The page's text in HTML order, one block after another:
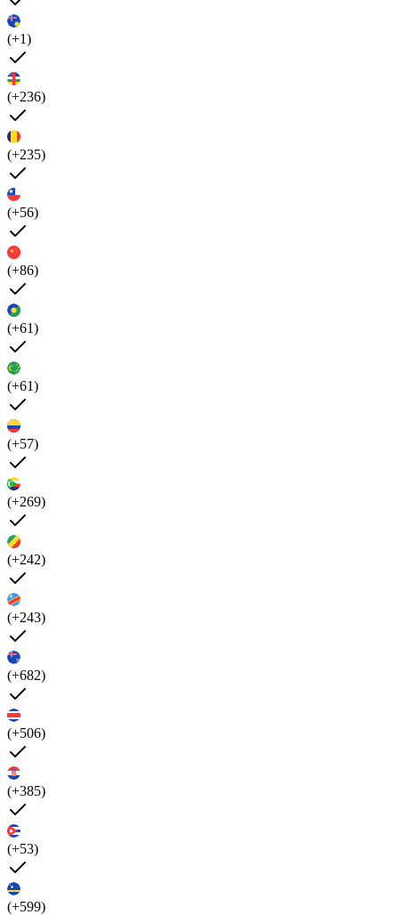
(+1)
(+236)
(+235)
(+56)
(+86)
(+61)
(+61)
(+57)
(+269)
(+242)
(+243)
(+682)
(+506)
(+385)
(+53)
(+599)